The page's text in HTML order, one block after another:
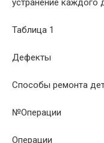
устранение каждого
Таблица 1
Дефекты
Способы ремонта
№Операции
Операции